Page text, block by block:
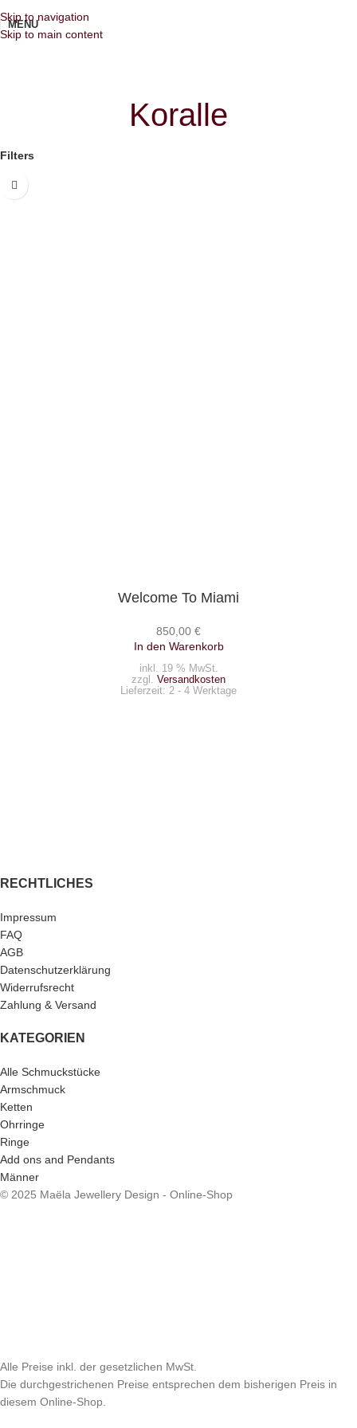
Skip to navigation
Skip to main content
MENU
Koralle
Filters
Welcome To Miami
850,00 €
In den Warenkorb
inkl. 19 % MwSt.
zzgl. Versandkosten
Lieferzeit: 2 - 4 Werktage
RECHTLICHES
Impressum
FAQ
AGB
Datenschutzerklärung
Widerrufsrecht
Zahlung & Versand
KATEGORIEN
Alle Schmuckstücke
Armschmuck
Ketten
Ohrringe
Ringe
Add ons and Pendants
Männer
© 2025 Maëla Jewellery Design - Online-Shop
Alle Preise inkl. der gesetzlichen MwSt.
Die durchgestrichenen Preise entsprechen dem bisherigen Preis in
diesem Online-Shop.